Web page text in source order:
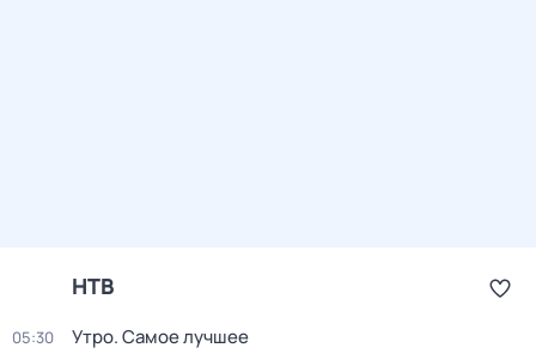
НТВ
05:30 Утро. Самое лучшее